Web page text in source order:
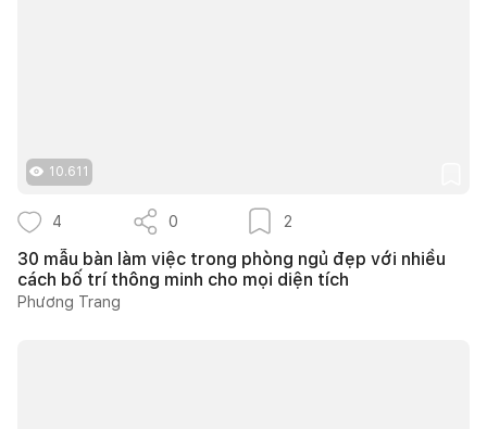
10.611
4 0 2
30 mẫu bàn làm việc trong phòng ngủ đẹp với nhiều
cách bố trí thông minh cho mọi diện tích
Phương Trang